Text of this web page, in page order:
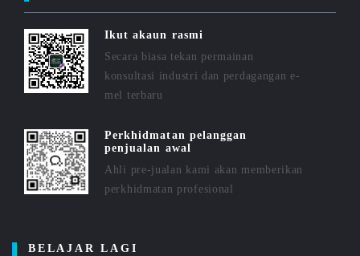
Ikut akaun rasmi
Secara biasa tekan permainan
konsultasi industri dan perdagangan e-
mel terbaru
Perkhidmatan pelanggan
penjualan awal
Ahli pre-jualan kami akan memberikan
perkhidmatan profesional
BELAJAR LAGI